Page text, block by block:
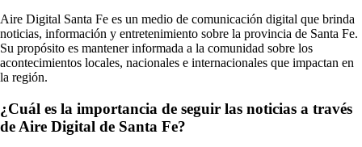
Aire Digital Santa Fe es un medio de comunicación digital que brinda
noticias, información y entretenimiento sobre la provincia de Santa Fe.
Su propósito es mantener informada a la comunidad sobre los
acontecimientos locales, nacionales e internacionales que impactan en
la región.
¿Cuál es la importancia de seguir las noticias a través
de Aire Digital de Santa Fe?